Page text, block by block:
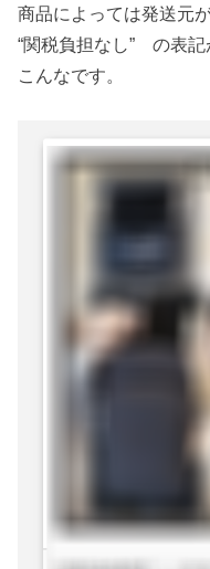
商品によっては発送元
“関税負担なし” の表記
こんなです。